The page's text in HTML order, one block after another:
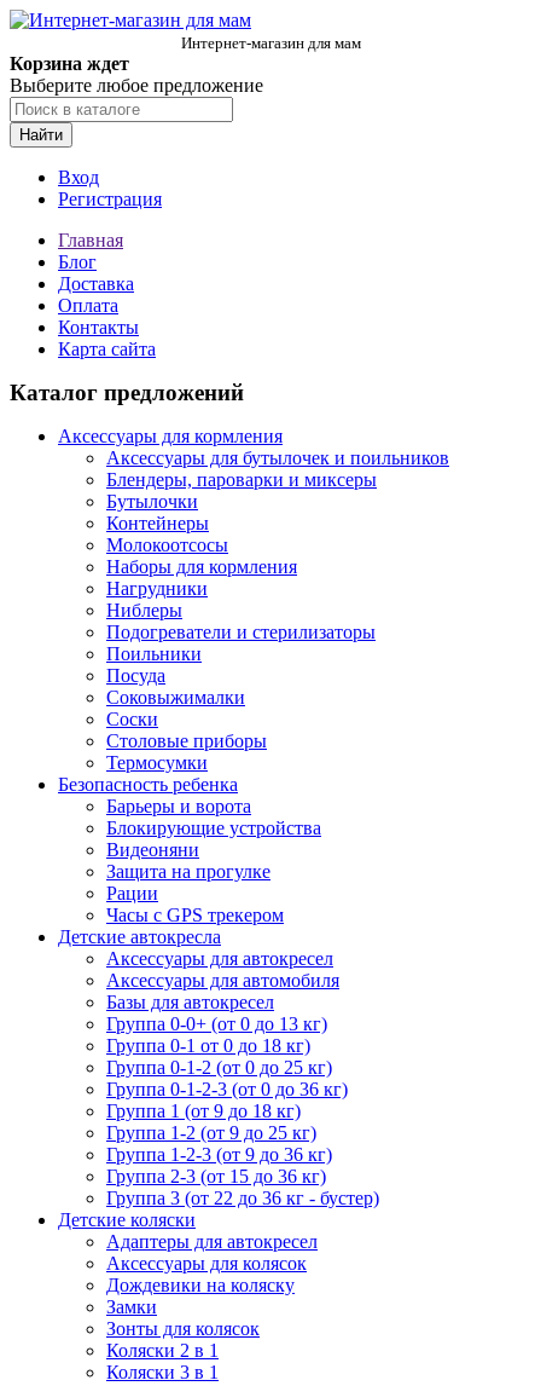
Интернет-магазин для мам
Корзина ждет
Выберите любое предложение
Найти
Вход
Регистрация
Главная
Блог
Доставка
Оплата
Контакты
Карта сайта
Каталог предложений
Аксессуары для кормления
Аксессуары для бутылочек и поильников
Блендеры, пароварки и миксеры
Бутылочки
Контейнеры
Молокоотсосы
Наборы для кормления
Нагрудники
Ниблеры
Подогреватели и стерилизаторы
Поильники
Посуда
Соковыжималки
Соски
Столовые приборы
Термосумки
Безопасность ребенка
Барьеры и ворота
Блокирующие устройства
Видеоняни
Защита на прогулке
Рации
Часы с GPS трекером
Детские автокресла
Аксессуары для автокресел
Аксессуары для автомобиля
Базы для автокресел
Группа 0-0+ (от 0 до 13 кг)
Группа 0-1 от 0 до 18 кг)
Группа 0-1-2 (от 0 до 25 кг)
Группа 0-1-2-3 (от 0 до 36 кг)
Группа 1 (от 9 до 18 кг)
Группа 1-2 (от 9 до 25 кг)
Группа 1-2-3 (от 9 до 36 кг)
Группа 2-3 (от 15 до 36 кг)
Группа 3 (от 22 до 36 кг - бустер)
Детские коляски
Адаптеры для автокресел
Аксессуары для колясок
Дождевики на коляску
Замки
Зонты для колясок
Коляски 2 в 1
Коляски 3 в 1